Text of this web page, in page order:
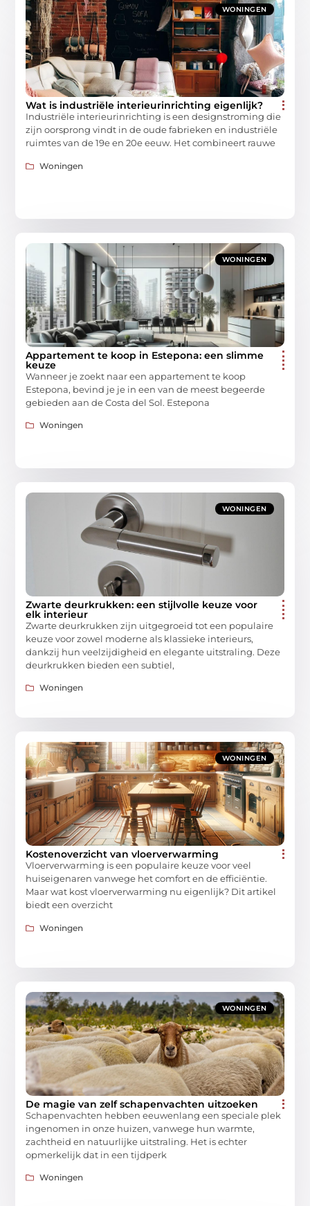
WONINGEN
Wat is industriële interieurinrichting eigenlijk?
Industriële interieurinrichting is een designstroming die
zijn oorsprong vindt in de oude fabrieken en industriële
ruimtes van de 19e en 20e eeuw. Het combineert rauwe
Woningen
WONINGEN
Appartement te koop in Estepona: een slimme
keuze
Wanneer je zoekt naar een appartement te koop
Estepona, bevind je je in een van de meest begeerde
gebieden aan de Costa del Sol. Estepona
Woningen
WONINGEN
Zwarte deurkrukken: een stijlvolle keuze voor
elk interieur
Zwarte deurkrukken zijn uitgegroeid tot een populaire
keuze voor zowel moderne als klassieke interieurs,
dankzij hun veelzijdigheid en elegante uitstraling. Deze
deurkrukken bieden een subtiel,
Woningen
WONINGEN
Kostenoverzicht van vloerverwarming
Vloerverwarming is een populaire keuze voor veel
huiseigenaren vanwege het comfort en de efficiëntie.
Maar wat kost vloerverwarming nu eigenlijk? Dit artikel
biedt een overzicht
Woningen
WONINGEN
De magie van zelf schapenvachten uitzoeken
Schapenvachten hebben eeuwenlang een speciale plek
ingenomen in onze huizen, vanwege hun warmte,
zachtheid en natuurlijke uitstraling. Het is echter
opmerkelijk dat in een tijdperk
Woningen